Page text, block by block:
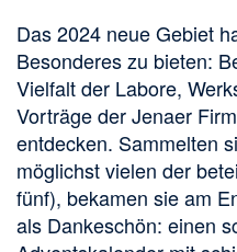
Das 2024 neue Gebiet
Besonderes zu bieten:
Vielfalt der Labore,
Vorträge der Jenaer
entdecken. Sammelten
möglichst vielen der
fünf), bekamen sie am
als Dankeschön: einen